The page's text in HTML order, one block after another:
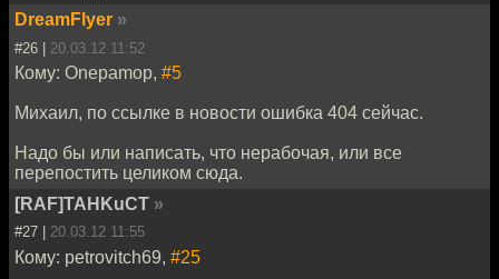
DreamFlyer »
#26 | 20.03.12 11:52
Кому: Onepamop, #5
Михаил, по ссылке в новости ошибка 404 сейчас.
Надо бы или написать, что нерабочая, или все
перепостить целиком сюда.
[RAF]TAHKuCT »
#27 | 20.03.12 11:55
Кому: petrovitch69, #25